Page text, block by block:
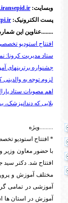
وبسایت:
پست الکترونیک:
........عناوین این
افتتاح استودیو
ستاد مدیریت کرونا:
جشنواره برترینهای
لزوم توجه به والدینی
اهم مصوبات ستاد
بلایی که
.........ویژه
* افتتاح استودیو
با حضور معاون وزیر
مختلف آموزش و
آموزشی در تمامی
آموزش در استان ها